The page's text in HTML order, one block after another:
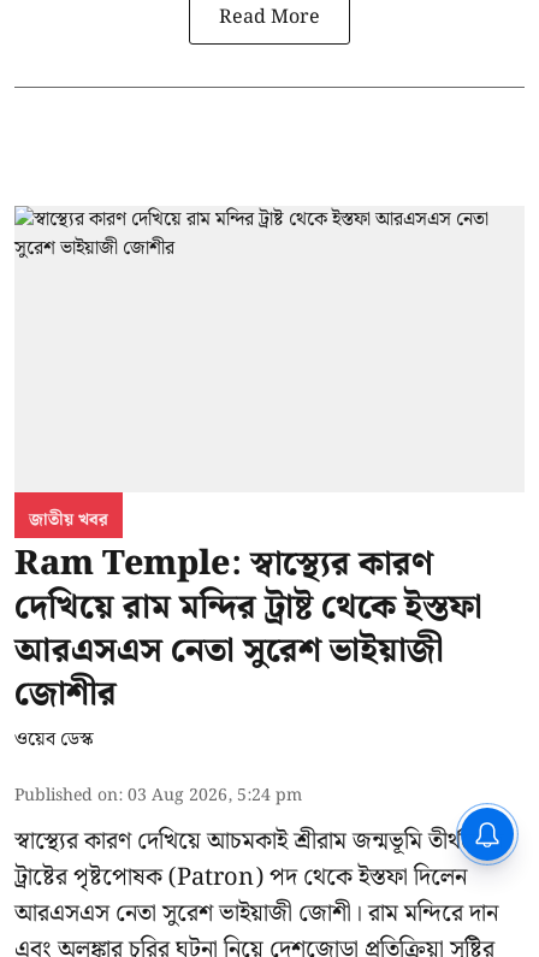
Read More
জাতীয় খবর
Ram Temple: স্বাস্থ্যের কারণ
দেখিয়ে রাম মন্দির ট্রাষ্ট থেকে ইস্তফা
আরএসএস নেতা সুরেশ ভাইয়াজী
জোশীর
ওয়েব ডেস্ক
Published on:03 Aug 2026, 5:24 pm
স্বাস্থ্যের কারণ দেখিয়ে আচমকাইশ্রীরাম জন্মভূমি তীর্থক্ষেত্র
ট্রাষ্টেরপৃষ্টপোষক (Patron) পদ থেকে ইস্তফা দিলেন
আরএসএস নেতা সুরেশ ভাইয়াজী জোশী। রাম মন্দিরে দান
CPIM: ৬০ লক্ষ নাম বিবেচনাধীন রেখে
ভোট ঘোষণার প্রতিবাদ - আদালতের
দ্বারস্থ হবে সিপিআইএম